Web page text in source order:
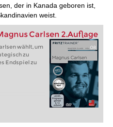
der in Kanada geboren ist,
weist.
Carlsen 2.Auflage
wählt, um
zu
Endspiel zu